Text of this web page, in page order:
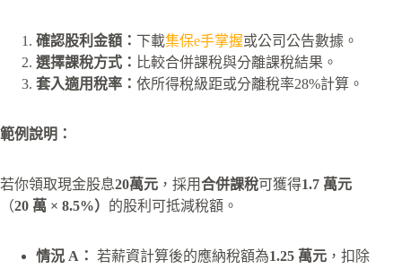
確認股利金額： 下載集保e手掌握或公司公告數據。
選擇課稅方式： 比較合併課稅與分離課稅結果。
套入適用稅率： 依所得稅級距或分離稅率28%計算。
範例說明：
若你領取現金股息20萬元 ，採用合併課稅可獲得1.7 萬元
（20 萬 × 8.5%） 的股利可抵減稅額。
情況 A： 若薪資計算後的應納稅額為1.25 萬元 ，扣除